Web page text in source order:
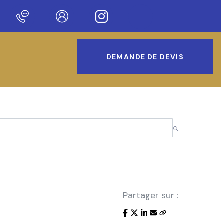
notre nouveau site !
DEMANDE DE DEVIS
Partager sur :